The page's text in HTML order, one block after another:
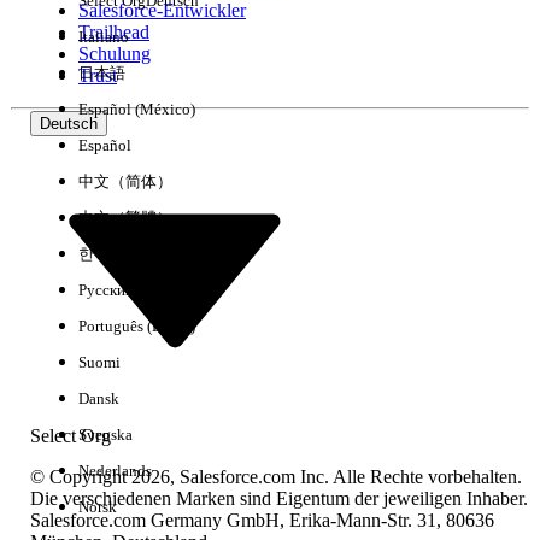
Erfahrung
Keine Ergebnisse
Salesforce-Entwickler
Trailhead
Schulung
Trust
Deutsch
Select Org
Italiano
日本語
Español (México)
Español
中文（简体）
中文（繁體）
한국어
Русский
Português (Brasil)
Suomi
Dansk
Svenska
Nederlands
Norsk
© Copyright 2026, Salesforce.com Inc. Alle Rechte vorbehalten.
Die verschiedenen Marken sind Eigentum der jeweiligen Inhaber.
Salesforce.com Germany GmbH, Erika-Mann-Str. 31, 80636